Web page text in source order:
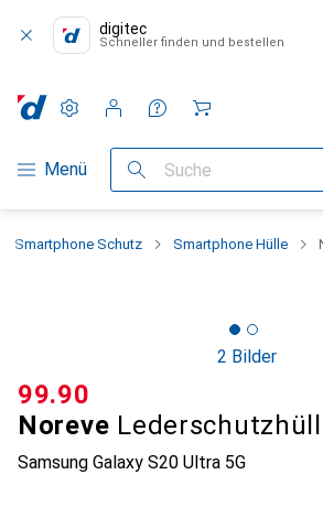
digitec
Schneller finden und bestellen
Navigation nach Kategorien
Menü Suche
Einstellungen
Kundenkonto
Vergleichslisten
Merklisten
Warenkorb
Smartphone Schutz Smartphone Hülle
2 Bilder
Noreve
Samsung Galaxy S20 Ultra 5G
CHF
99.90